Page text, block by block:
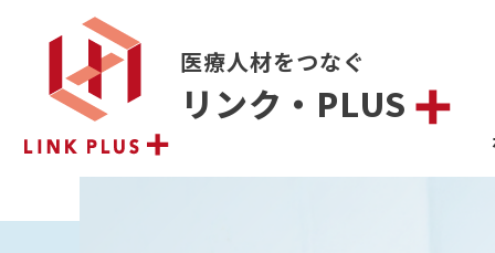
医療人材をつなぐ
リンク・PLUS